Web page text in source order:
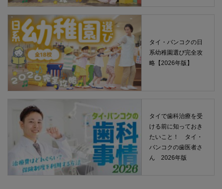
タイ・バンコクの日
系幼稚園選び完全攻
略【2026年版】
タイで歯科治療を受
ける前に知っておき
たいこと！ タイ・
バンコクの歯医者さ
ん 2026年版